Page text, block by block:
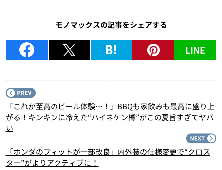
モノマックスの記事をシェアする
LINE
「これが至高のビール体験…！」BBQも家飲みも最高に盛り上
がる！キンキンに冷えた“ハイネケン樽”がこの夏旨すぎてヤバ
い
「ホンダのフィットが一部改良」内外装の仕様変更で“クロス
ター”がよりアクティブに！